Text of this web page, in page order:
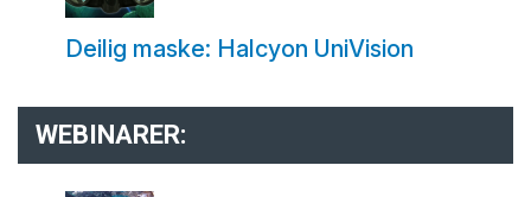
Deilig maske: Halcyon UniVision
WEBINARER: